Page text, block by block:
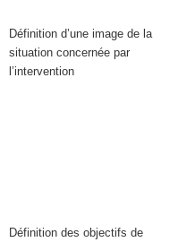
Définition d’une image de la
situation concernée par
l’intervention
Définition des objectifs de